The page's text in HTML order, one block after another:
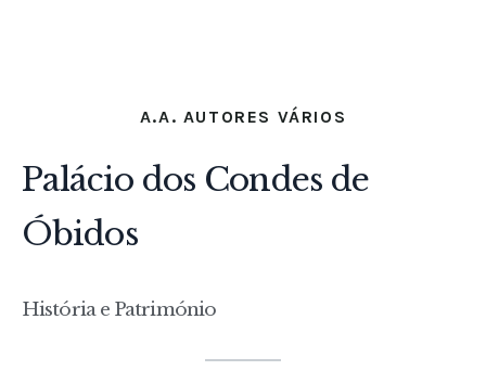
A.A. AUTORES VÁRIOS
Palácio dos Condes de
Óbidos
História e Património